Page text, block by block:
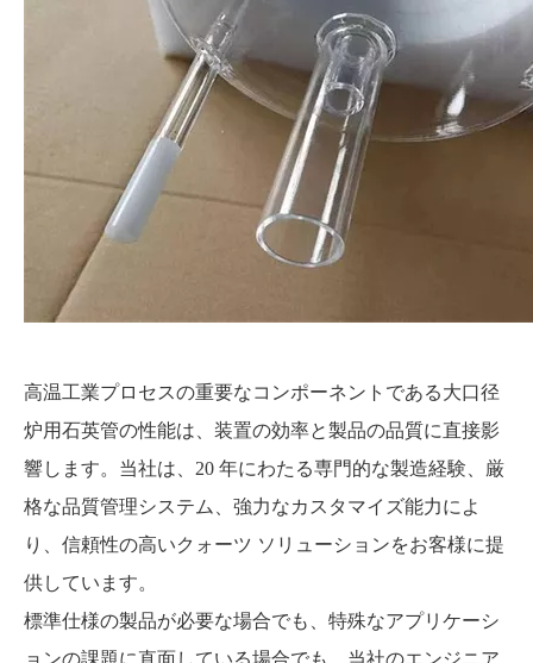
高温工業プロセスの重要なコンポーネントである大口径
炉用石英管の性能は、装置の効率と製品の品質に直接影
響します。当社は、20 年にわたる専門的な製造経験、厳
格な品質管理システム、強力なカスタマイズ能力によ
り、信頼性の高いクォーツ ソリューションをお客様に提
供しています。
標準仕様の製品が必要な場合でも、特殊なアプリケーシ
ョンの課題に直面している場合でも、当社のエンジニア